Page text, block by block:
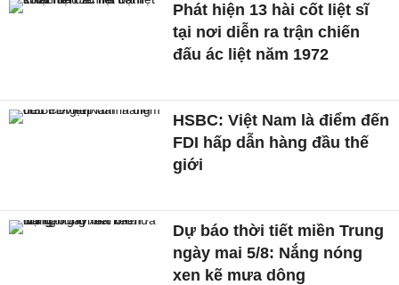
Phát hiện 13 hài cốt liệt sĩ
tại nơi diễn ra trận chiến
đấu ác liệt năm 1972
HSBC: Việt Nam là điểm đến
FDI hấp dẫn hàng đầu thế
giới
Dự báo thời tiết miền Trung
ngày mai 5/8: Nắng nóng
xen kẽ mưa dông